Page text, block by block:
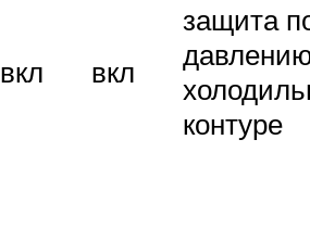
вкл вкл
защита
контуре